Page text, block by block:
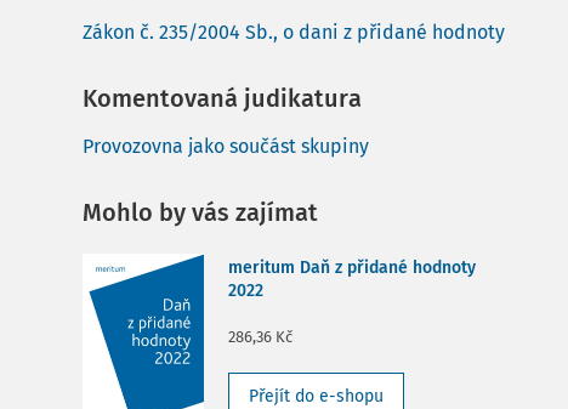
Zákon č. 235/2004 Sb., o dani z přidané hodnoty
Komentovaná judikatura
Provozovna jako součást skupiny
Mohlo by vás zajímat
meritum Daň z přidané hodnoty
2022
286,36 Kč
Přejít do e-shopu